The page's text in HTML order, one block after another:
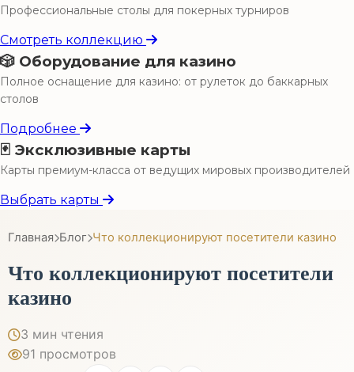
Профессиональные столы для покерных турниров
Смотреть коллекцию
🎲 Оборудование для казино
Полное оснащение для казино: от рулеток до баккарных
столов
Подробнее
🃏 Эксклюзивные карты
Карты премиум-класса от ведущих мировых производителей
Выбрать карты
Главная Блог Что коллекционируют посетители казино
Что коллекционируют посетители
казино
3 мин чтения
91 просмотров